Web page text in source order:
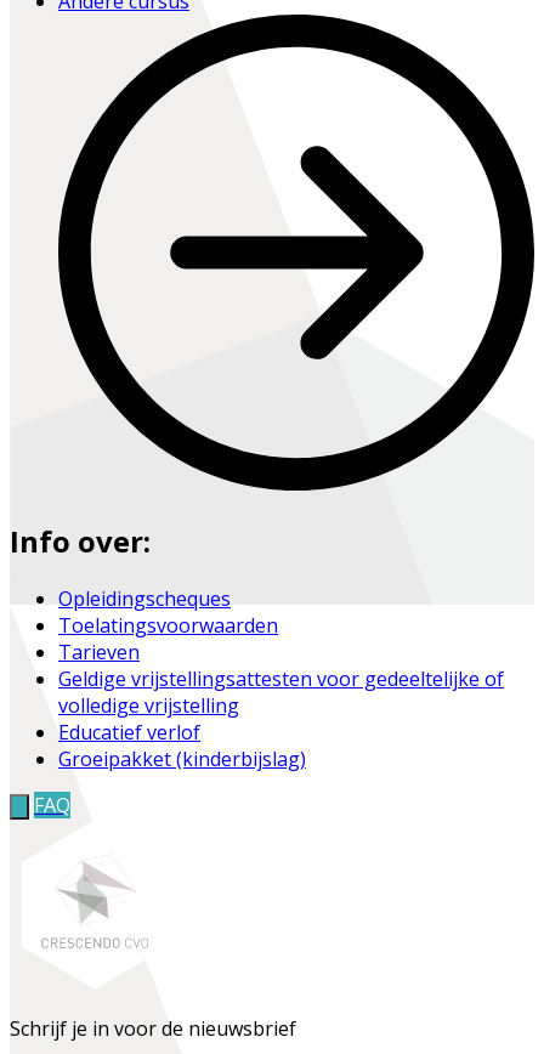
Info over:
Opleidingscheques
Toelatingsvoorwaarden
Tarieven
Geldige vrijstellingsattesten voor gedeeltelijke of
volledige vrijstelling
Educatief verlof
Groeipakket (kinderbijslag)
FAQ
Schrijf je in voor de nieuwsbrief